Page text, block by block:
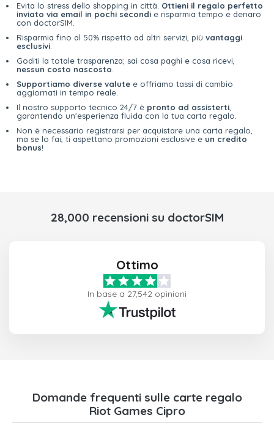
Evita lo stress dello shopping in città. Ottieni il regalo perfetto
inviato via email in pochi secondi e risparmia tempo e denaro
con doctorSIM.
Risparmia fino al 50% rispetto ad altri servizi, più vantaggi
esclusivi
Goditi la totale trasparenza; sai cosa paghi e cosa ricevi,
nessun costo nascosto
Supportiamo diverse valute e offriamo tassi di cambio
aggiornati in tempo reale.
Il nostro supporto tecnico 24/7 è pronto ad assisterti
garantendo un'esperienza fluida con la tua carta regalo.
Non è necessario registrarsi per acquistare una carta regalo,
ma se lo fai, ti aspettano promozioni esclusive e un credito
bonus!
28,000 recensioni su doctorSIM
Ottimo
In base a 27,542 opinioni
Domande frequenti sulle carte regalo
Riot Games Cipro